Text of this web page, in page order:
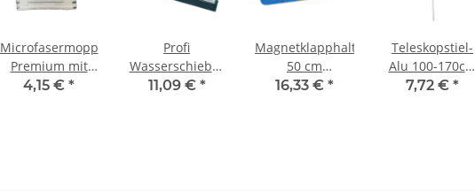
Microfasermopp
Premium mit
grauen Streifen
4,15 € *
Profi
Wasserschieber
Metall verzinkt
11,09 € *
Magnetklapphalter
50 cm
Kunststoff blau
16,33 € *
Teleskopstiel-
Alu 100-170cm
mit drehbarem
7,72 € *